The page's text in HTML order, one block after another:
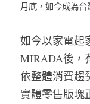
月底，如今成為台
如今以家電起
MIRADA後，
依整體消費趨
實體零售版塊